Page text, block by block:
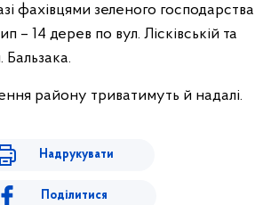
фахівцями зеленого господарства
– 14 дерев по вул. Лісківській та
Бальзака.
району триватимуть й надалі.
Надрукувати
Поділитися